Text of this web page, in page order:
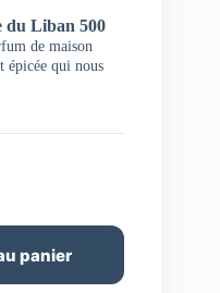
du Liban 500
de maison
épicée qui nous
panier